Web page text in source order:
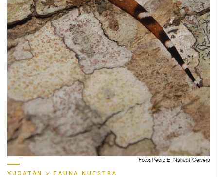
Foto: Pedro E. Nahuat-Cervera
YUCATÁN > FAUNA NUESTRA